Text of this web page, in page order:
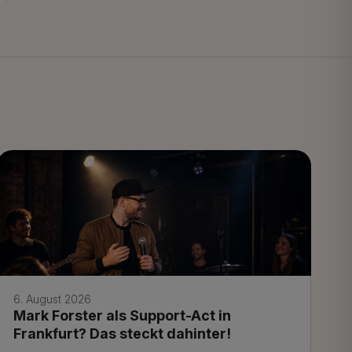
6. August 2026
Mark Forster als Support-Act in
Frankfurt? Das steckt dahinter!